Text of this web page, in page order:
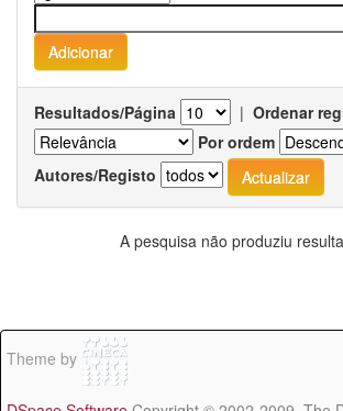
Resultados/Página | Ordenar
Por ordem
Autores/Registo
A pesquisa não produziu
Theme by